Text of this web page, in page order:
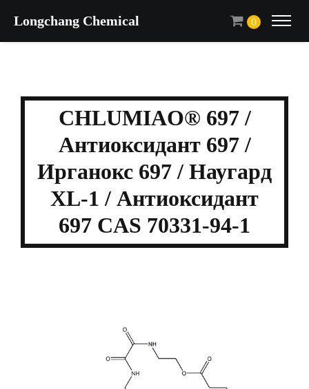
Longchang Chemical 0
CHLUMIAO® 697 /
Антиоксидант 697 /
Ирганокс 697 / Наугард
XL-1 / Антиоксидант
697 CAS 70331-94-1